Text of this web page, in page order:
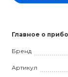
Главное о
Бренд
Артикул